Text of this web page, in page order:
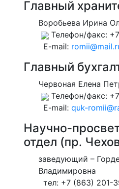
Главный
Воробьева Ирина
Телефон/факс:
E-mail:
Главный
Червоная Елена
Телефон/факс:
E-mail: quk-
Научно-
отдел (пр.
заведующий –
Владимировна
тел: +7 (863) 201-